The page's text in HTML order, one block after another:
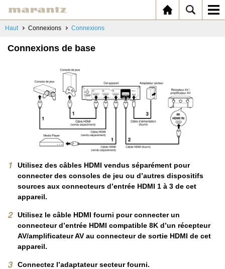
Haut Connexions Connexions
Connexions de base
Utilisez des câbles HDMI vendus séparément pour
connecter des consoles de jeu ou d’autres dispositifs
sources aux connecteurs d’entrée HDMI 1 à 3 de cet
appareil.
Utilisez le câble HDMI fourni pour connecter un
connecteur d’entrée HDMI compatible 8K d’un récepteur
AV/amplificateur AV au connecteur de sortie HDMI de cet
appareil.
Connectez l’adaptateur secteur fourni.